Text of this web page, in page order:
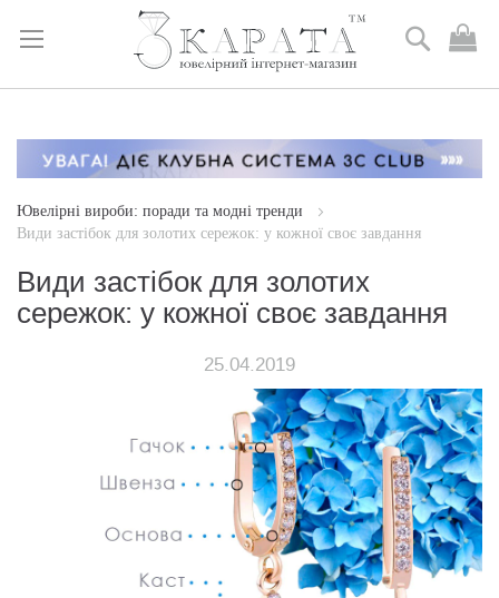
Skip
Content
Пошук
Ювелірні вироби: поради та модні тренди
Види застібок для золотих сережок: у кожної своє завдання
Види застібок для золотих
сережок: у кожної своє завдання
25.04.2019